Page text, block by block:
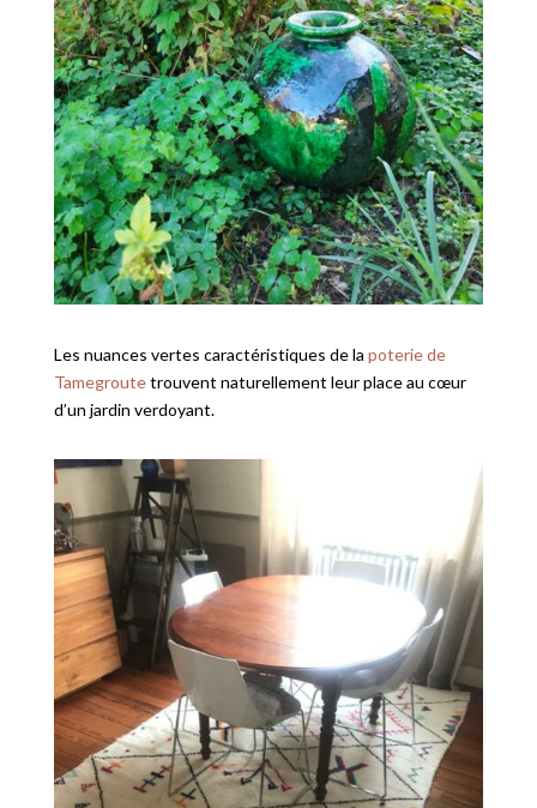
Les nuances vertes caractéristiques de la poterie de
Tamegroutetrouvent naturellement leur place au cœur
d’un jardin verdoyant.